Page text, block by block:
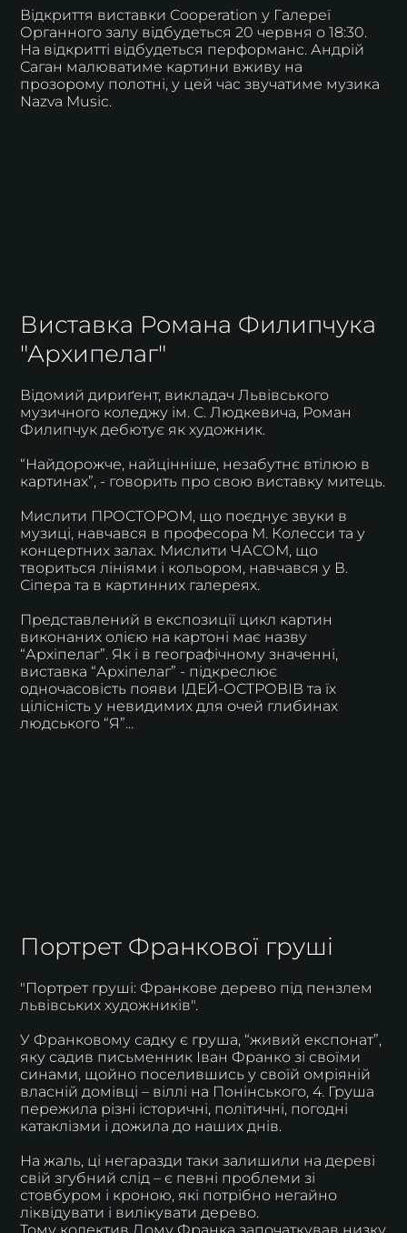
Відкриття виставки Cooperation у Галереї
Органного залу відбудеться 20 червня о 18:30.
На відкритті відбудеться перформанс. Андрій
Саган малюватиме картини вживу на
прозорому полотні, у цей час звучатиме музика
Nazva Music.
Виставка Романа Филипчука
"Архипелаг"
Відомий дириґент, викладач Львівського
музичного коледжу ім. С. Людкевича, Роман
Филипчук дебютує як художник.
“Найдорожче, найцінніше, незабутнє втілюю в
картинах”, - говорить про свою виставку митець.
Мислити ПРОСТОРОМ, що поєднує звуки в
музиці, навчався в професора М. Колесси та у
концертних залах. Мислити ЧАСОМ, що
твориться лініями і кольором, навчався у В.
Сіпера та в картинних галереях.
Представлений в експозиції цикл картин
виконаних олією на картоні має назву
“Архіпелаг”. Як і в географічному значенні,
виставка “Архіпелаг” - підкреслює
одночасовість появи ІДЕЙ-ОСТРОВІВ та їх
цілісність у невидимих для очей глибинах
людського “Я”...
Портрет Франкової груші
"Портрет груші: Франкове дерево під пензлем
львівських художників".
У Франковому садку є груша, “живий експонат”,
яку садив письменник Іван Франко зі своїми
синами, щойно поселившись у своїй омріяній
власній домівці – віллі на Понінського, 4. Груша
пережила різні історичні, політичні, погодні
катаклізми і дожила до наших днів.
На жаль, ці негаразди таки залишили на дереві
свій згубний слід – є певні проблеми зі
стовбуром і кроною, які потрібно негайно
ліквідувати і вилікувати дерево.